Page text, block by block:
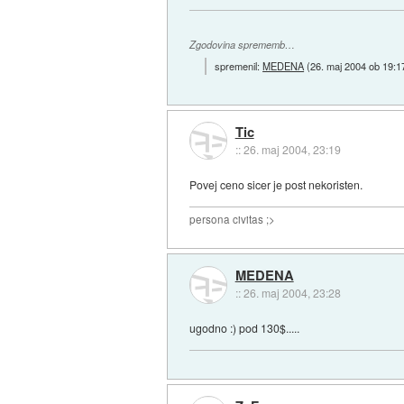
Zgodovina sprememb…
spremenil:MEDENA(26. maj 2004 ob
Tic
::26. maj 2004, 23:19
Povej ceno sicer je post nekoristen.
persona civitas ;>
MEDENA
::26. maj 2004, 23:28
ugodno :) pod 130$.....